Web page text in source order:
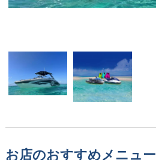
お店のおすすめメニュー